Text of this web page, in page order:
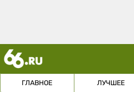
ГЛАВНОЕ ЛУЧШЕЕ